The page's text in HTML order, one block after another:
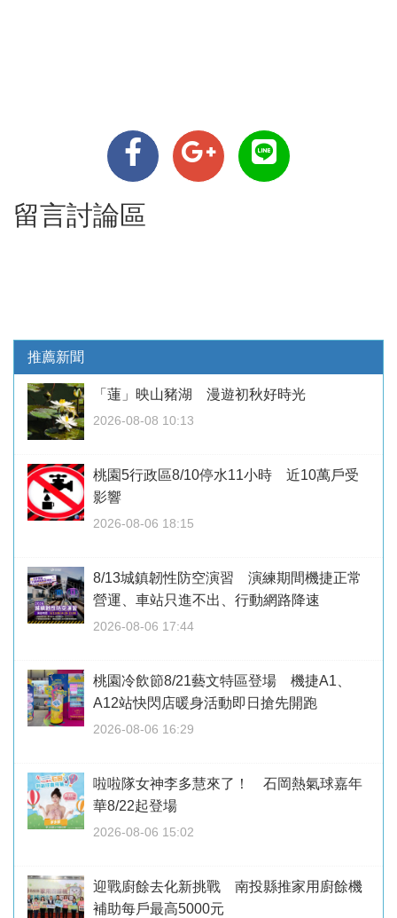
留言討論區
推薦新聞
「蓮」映山豬湖 漫遊初秋好時光
2026-08-08 10:13
桃園5行政區8/10停水11小時 近10萬戶受
影響
2026-08-06 18:15
8/13城鎮韌性防空演習 演練期間機捷正常
營運、車站只進不出、行動網路降速
2026-08-06 17:44
桃園冷飲節8/21藝文特區登場 機捷A1、
A12站快閃店暖身活動即日搶先開跑
2026-08-06 16:29
啦啦隊女神李多慧來了！ 石岡熱氣球嘉年
華8/22起登場
2026-08-06 15:02
迎戰廚餘去化新挑戰 南投縣推家用廚餘機
補助每戶最高5000元